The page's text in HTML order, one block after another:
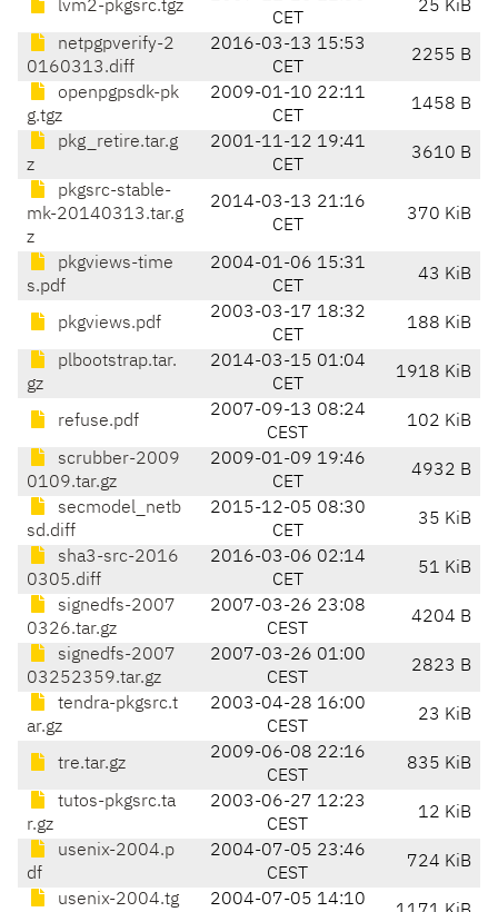
lvm2-pkgsrc.tgz
CET
25 KiB
netpgpverify-2
0160313.diff
2016-03-13 15:53
CET
2255 B
openpgpsdk-pk
g.tgz
2009-01-10 22:11
CET
1458 B
pkg_retire.tar.g
z
2001-11-12 19:41
CET
3610 B
pkgsrc-stable-
mk-20140313.tar.g
z
2014-03-13 21:16
CET
370 KiB
pkgviews-time
s.pdf
2004-01-06 15:31
CET
43 KiB
pkgviews.pdf
2003-03-17 18:32
CET
188 KiB
plbootstrap.tar.
gz
2014-03-15 01:04
CET
1918 KiB
refuse.pdf
2007-09-13 08:24
CEST
102 KiB
scrubber-2009
0109.tar.gz
2009-01-09 19:46
CET
4932 B
secmodel_netb
sd.diff
2015-12-05 08:30
CET
35 KiB
sha3-src-2016
0305.diff
2016-03-06 02:14
CET
51 KiB
signedfs-2007
0326.tar.gz
2007-03-26 23:08
CEST
4204 B
signedfs-2007
03252359.tar.gz
2007-03-26 01:00
CEST
2823 B
tendra-pkgsrc.t
ar.gz
2003-04-28 16:00
CEST
23 KiB
tre.tar.gz
2009-06-08 22:16
CEST
835 KiB
tutos-pkgsrc.ta
r.gz
2003-06-27 12:23
CEST
12 KiB
usenix-2004.p
df
2004-07-05 23:46
CEST
724 KiB
usenix-2004.tg 2004-07-05 14:10